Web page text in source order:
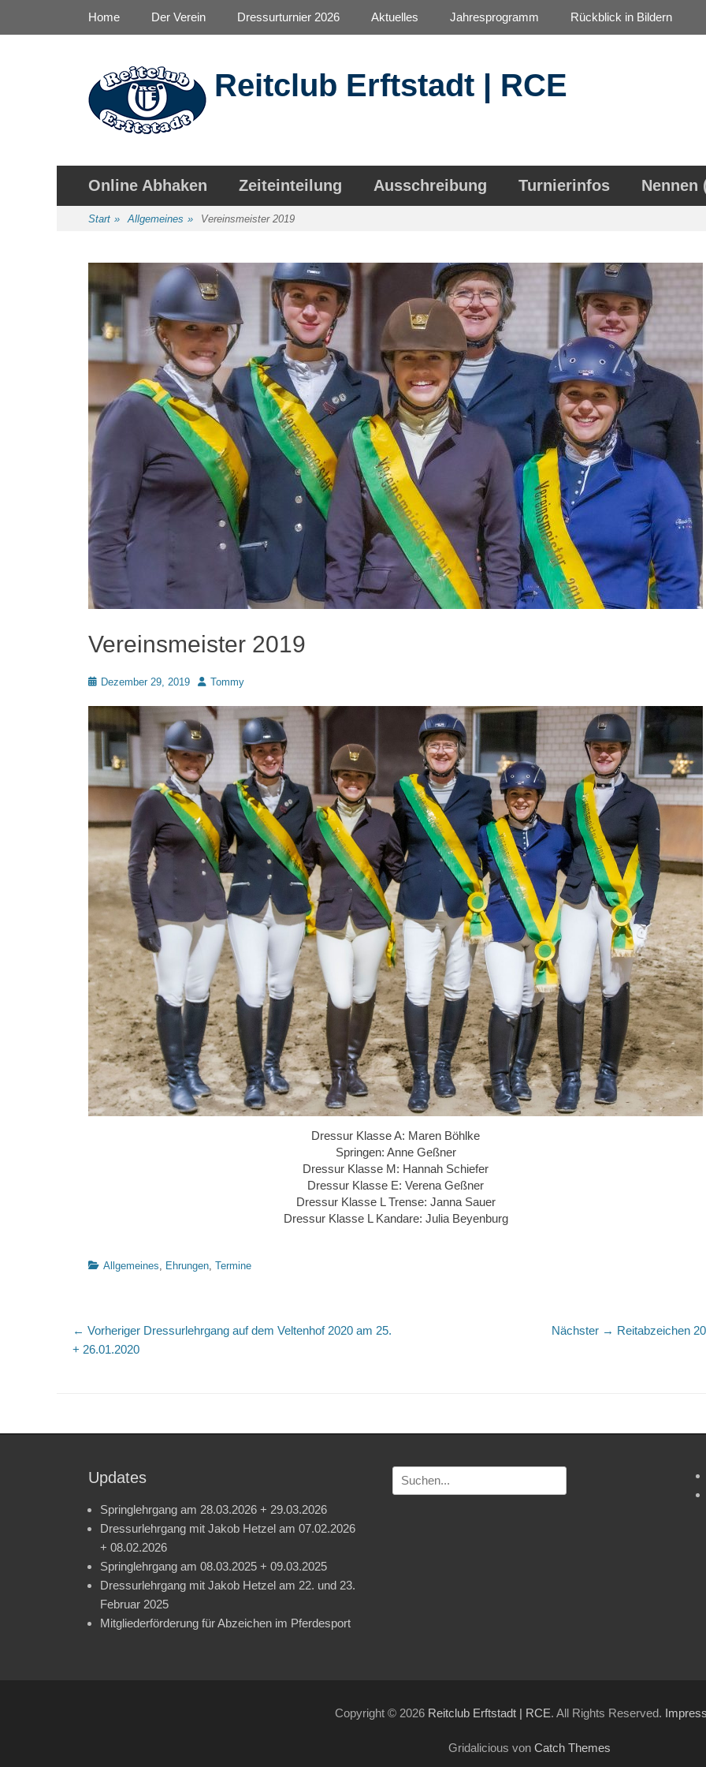
Reitclub Erftstadt | RCE
Primäres Menü
Home Der Verein Dressurturnier 2026 Aktuelles Jahresprogramm Rückblick in Bildern
Sekundäres Menü
Inhalt
springen
Online Abhaken Zeiteinteilung Ausschreibung Turnierinfos Nennen
Start » Allgemeines » Vereinsmeister 2019
Vereinsmeister 2019
PostedDezember 29, 2019 AutorTommy
Dressur Klasse A: Maren Böhlke
Springen: Anne Geßner
Dressur Klasse M: Hannah Schiefer
Dressur Klasse E: Verena Geßner
Dressur Klasse L Trense: Janna Sauer
Dressur Klasse L Kandare: Julia Beyenburg
Kategorien
Allgemeines, Ehrungen, Termine
Beitragsnavigation
← Vorheriger Vorheriger
Dressurlehrgang auf dem Veltenhof 2020 am 25.
+ 26.01.2020
Nächster → Nächster
Reitabzeichen
Updates
Springlehrgang am 28.03.2026 + 29.03.2026
Dressurlehrgang mit Jakob Hetzel am 07.02.2026
+ 08.02.2026
Springlehrgang am 08.03.2025 + 09.03.2025
Dressurlehrgang mit Jakob Hetzel am 22. und 23.
Februar 2025
Mitgliederförderung für Abzeichen im Pferdesport
Suchen
nach:
Copyright © 2026 Reitclub Erftstadt | RCE. All Rights Reserved.
Gridalicious von Catch Themes